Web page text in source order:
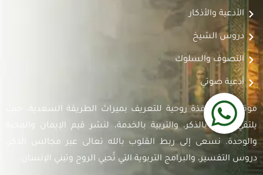
الأدعية والأذكار
دروس الشيخ
التصوف والسلوك
أدعية صوتي
موقعنا هو نافذة روحية للتعريف بميراث الطريقة السعدية، حيث
يلتقي العلم بالذكر، والتربية بالخدمة، لنشر قيم الإيمان والمحبة
والوحدة. نسعى إلى ربط القلوب بالله تعالى عبر مجالس الذكر،
دروس التفسير، والبرامج التربوية التي تُحيي الروح وتبني الإنسان.